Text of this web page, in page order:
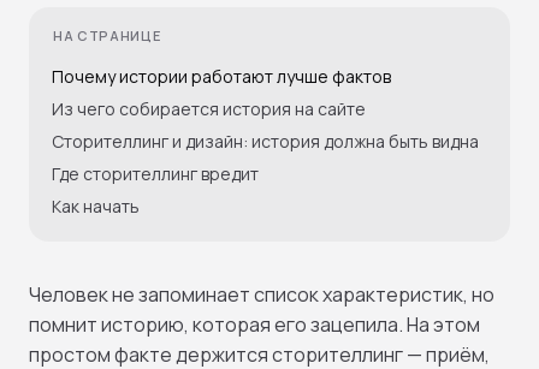
НА СТРАНИЦЕ
Почему истории работают лучше фактов
Из чего собирается история на сайте
Сторителлинг и дизайн: история должна быть видна
Где сторителлинг вредит
Как начать
Человек не запоминает список характеристик, но
помнит историю, которая его зацепила. На этом
простом факте держится сторителлинг — приём,